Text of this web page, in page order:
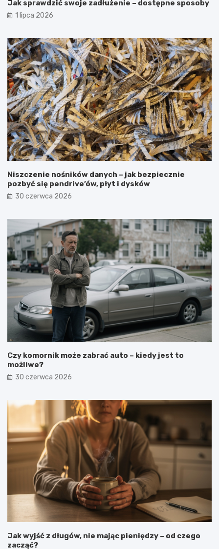
Jak sprawdzić swoje zadłużenie – dostępne sposoby
1 lipca 2026
Niszczenie nośników danych – jak bezpiecznie
pozbyć się pendrive’ów, płyt i dysków
30 czerwca 2026
Czy komornik może zabrać auto – kiedy jest to
możliwe?
30 czerwca 2026
Jak wyjść z długów, nie mając pieniędzy – od czego
zacząć?